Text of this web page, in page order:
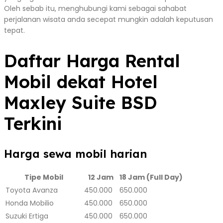
Oleh sebab itu, menghubungi kami sebagai sahabat
perjalanan wisata anda secepat mungkin adalah keputusan
tepat.
Daftar Harga Rental
Mobil dekat Hotel
Maxley Suite BSD
Terkini
Harga sewa mobil harian
Tipe Mobil 12 Jam 18 Jam (Full Day)
Toyota Avanza
450.000
650.000
Honda Mobilio
450.000
650.000
Suzuki Ertiga
450.000 650.000